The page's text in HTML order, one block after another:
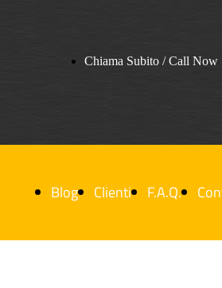
Chiama Subito / Call Now
Blog Clienti F.A.Q.